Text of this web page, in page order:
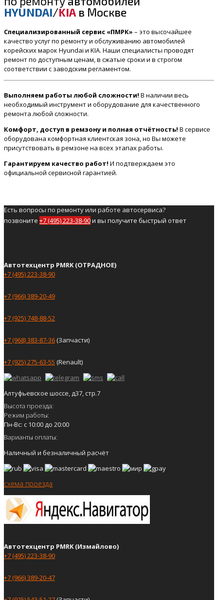
HYUNDAI/KIA в Москве
Специализированный сервис «ПМРК» – это высочайшее
качество услуг по ремонту и обслуживанию автомобилей
корейских марок Hyundai и KIA. Наши специалисты проводят
ремонт по доступным ценам, в сжатые сроки и в строгом
соответствии с заводским регламентом.
Выполняем работы любой сложности! В наличии весь
необходимый инструмент и оборудование для качественного
ремонта любой сложности.
Комфорт, доступ в ремзону и полная отчётность! В сервисе
оборудована комфортная клиентская зона, но Вы можете
присутствовать в ремзоне на всех этапах работы.
Гарантируем качество работ! И подтверждаем это
официальной сервисной гарантией.
Есть вопросы по ремонту или работе автосервиса?
позвоните +7 (495) 223-38-90и вы получите быстрый ответ
Автотехцентр PMRK (ОТРАДНОЕ)
+7 (495) 223-38-90
+7 (966) 389-20-49
+7 (925) 748-88-52
+7 (968) 383-87-36(Запчасти)
+7 (925) 275-63-55 (Renault)
Алтуфьевское шоссе, д37, стр.7
Высота проезда:
Режим работы:
Пн-Вс: с 10:00 до 20:00
Варианты оплаты:
Наличный и безналичный расчёт
схема проезда
Автотехцентр PMRK (Измайлово)
+7 (495) 223-38-90
+7 (966) 389-20-47